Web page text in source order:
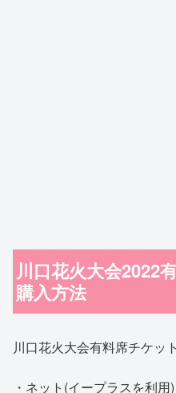
川口花火大会2022
購入方法
川口花火大会有料席チケッ
・ネット(イープラスを利用)